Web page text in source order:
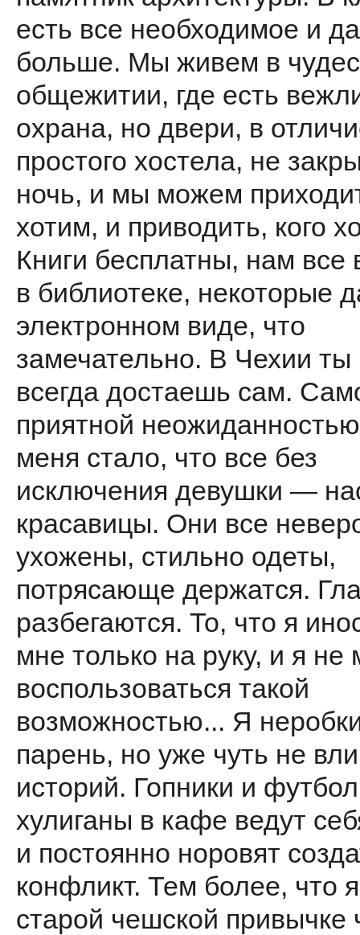
есть все необходимое и
больше. Мы живем в
общежитии, где есть
охрана, но двери, в
простого хостела, не
ночь, и мы можем
хотим, и приводить, кого
Книги бесплатны, нам все
в библиотеке, некоторые
электронном виде, что
замечательно. В Чехии ты
всегда достаешь сам.
приятной
меня стало, что все без
исключения девушки —
красавицы. Они все
ухожены, стильно одеты,
потрясающе держатся.
разбегаются. То, что я
мне только на руку, и я не
воспользоваться такой
возможностью... Я
парень, но уже чуть не
историй. Гопники и
хулиганы в кафе ведут
и постоянно норовят
конфликт. Тем более, что
старой чешской привычке